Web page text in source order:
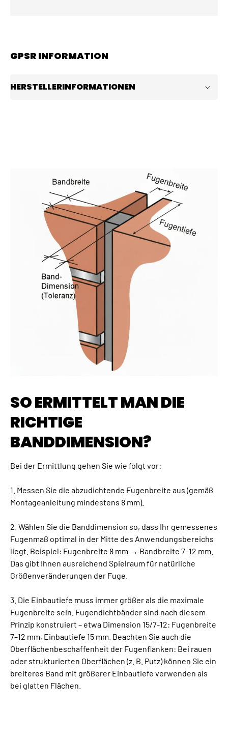
GPSR INFORMATION
HERSTELLERINFORMATIONEN
SO ERMITTELT MAN DIE
RICHTIGE
BANDDIMENSION?
Bei der Ermittlung gehen Sie wie folgt vor:
1. Messen Sie die abzudichtende Fugenbreite aus (gemäß
Montageanleitung mindestens 8 mm).
2. Wählen Sie die Banddimension so, dass Ihr gemessenes
Fugenmaß optimal in der Mitte des Anwendungsbereichs
liegt. Beispiel: Fugenbreite 8 mm → Bandbreite 7–12 mm.
Das gibt Ihnen ausreichend Spielraum für natürliche
Größenveränderungen der Fuge.
3. Die Einbautiefe muss immer größer als die maximale
Fugenbreite sein. Fugendichtbänder sind nach diesem
Prinzip konstruiert – etwa Dimension 15/7-12: Fugenbreite
7–12 mm, Einbautiefe 15 mm. Beachten Sie auch die
Oberflächenbeschaffenheit der Fugenflanken: Bei rauen
oder strukturierten Oberflächen (z. B. Putz) können Sie ein
breiteres Band mit größerer Einbautiefe verwenden als
bei glatten Flächen.